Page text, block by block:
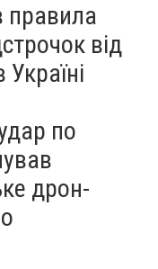
правила
від
Україні
по
дрон-